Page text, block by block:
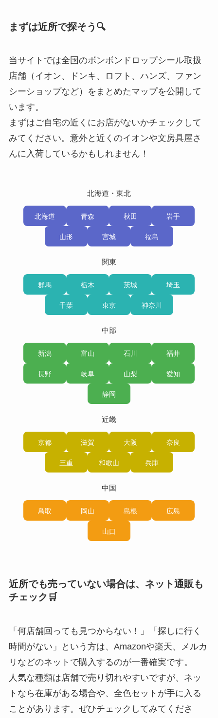
まずは近所で探そう🔍
当サイトでは全国のボンボンドロップシール取扱
店舗（イオン、ドンキ、ロフト、ハンズ、ファン
シーショップなど）をまとめたマップを公開して
います。
まずはご自宅の近くにお店がないかチェックして
みてください。意外と近くのイオンや文房具屋さ
んに入荷しているかもしれません！
北海道・東北
北海道 青森 秋田 岩手
山形 宮城 福島
関東
群馬 栃木 茨城 埼玉
千葉 東京 神奈川
中部
新潟 富山 石川 福井
長野 岐阜 山梨 愛知
静岡
近畿
京都 滋賀 大阪 奈良
三重 和歌山 兵庫
中国
鳥取 岡山 島根 広島
山口
近所でも売っていない場合は、ネット通販も
チェック🛒
「何店舗回っても見つからない！」「探しに行く
時間がない」という方は、Amazonや楽天、メルカ
リなどのネットで購入するのが一番確実です。
人気な種類は店舗で売り切れやすいですが、ネッ
トなら在庫がある場合や、全色セットが手に入る
ことがあります。ぜひチェックしてみてくださ